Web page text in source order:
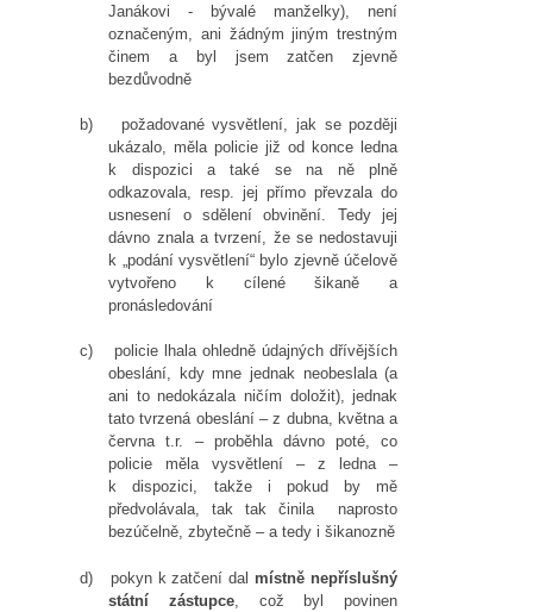
Janákovi - bývalé manželky), není
označeným, ani žádným jiným trestným
činem a byl jsem zatčen zjevně
bezdůvodně
b)
požadované vysvětlení, jak se později
ukázalo, měla policie již od konce ledna
k dispozici a také se na ně plně
odkazovala, resp. jej přímo převzala do
usnesení o sdělení obvinění. Tedy jej
dávno znala a tvrzení, že se nedostavuji
k „podání vysvětlení“ bylo zjevně účelově
vytvořeno k cílené šikaně a
pronásledování
c)
policie lhala ohledně údajných dřívějších
obeslání, kdy mne jednak neobeslala (a
ani to nedokázala ničím doložit), jednak
tato tvrzená obeslání – z dubna, května a
června t.r. – proběhla dávno poté, co
policie měla vysvětlení – z ledna –
k dispozici, takže i pokud by mě
předvolávala, tak tak činila naprosto
bezúčelně, zbytečně – a tedy i šikanozně
d) pokyn k zatčení dal místně nepříslušný
státní zástupce, což byl povinen